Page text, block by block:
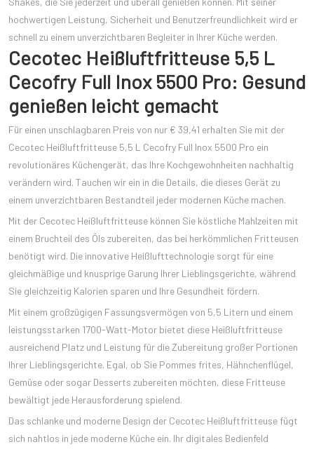
hochwertigen Leistung, Sicherheit und Benutzerfreundlichkeit wird er
schnell zu einem unverzichtbaren Begleiter in Ihrer Küche werden.
Cecotec Heißluftfritteuse 5,5 L
Cecofry Full Inox 5500 Pro: Gesund
genießen leicht gemacht
Für einen unschlagbaren Preis von nur € 39,41 erhalten Sie mit der
Cecotec Heißluftfritteuse 5,5 L Cecofry Full Inox 5500 Pro ein
revolutionäres Küchengerät, das Ihre Kochgewohnheiten nachhaltig
verändern wird. Tauchen wir ein in die Details, die dieses Gerät zu
einem unverzichtbaren Bestandteil jeder modernen Küche machen.
Mit der Cecotec Heißluftfritteuse können Sie köstliche Mahlzeiten mit
einem Bruchteil des Öls zubereiten, das bei herkömmlichen Fritteusen
benötigt wird. Die innovative Heißlufttechnologie sorgt für eine
gleichmäßige und knusprige Garung Ihrer Lieblingsgerichte, während
Sie gleichzeitig Kalorien sparen und Ihre Gesundheit fördern.
Mit einem großzügigen Fassungsvermögen von 5,5 Litern und einem
leistungsstarken 1700-Watt-Motor bietet diese Heißluftfritteuse
ausreichend Platz und Leistung für die Zubereitung großer Portionen
Ihrer Lieblingsgerichte. Egal, ob Sie Pommes frites, Hähnchenflügel,
Gemüse oder sogar Desserts zubereiten möchten, diese Fritteuse
bewältigt jede Herausforderung spielend.
Das schlanke und moderne Design der Cecotec Heißluftfritteuse fügt
sich nahtlos in jede moderne Küche ein. Ihr digitales Bedienfeld